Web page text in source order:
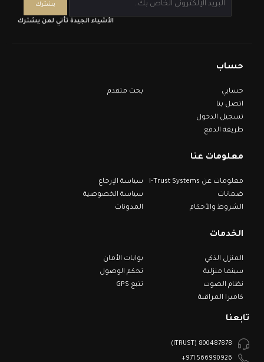
الأشياء الجيدة تأتي لمن يشترك
حساب
حسابي
اتصل بنا
تسجيل الدخول
طريقة الدفع
بحث متقدم
معلومات عنا
معلومات عن I-Trust Systems
ضمانات
الشروط والأحكام
سياسة الإرجاع
سياسة الخصوصية
المدونات
الخدمات
المنزل الذكي
سينما منزلية
نظام الصوت
كاميرا المراقبة
بوابات الأمان
تحكم الوصول
تتبع GPS
تابعنا
800487878 (ITRUST)
566990926 971+